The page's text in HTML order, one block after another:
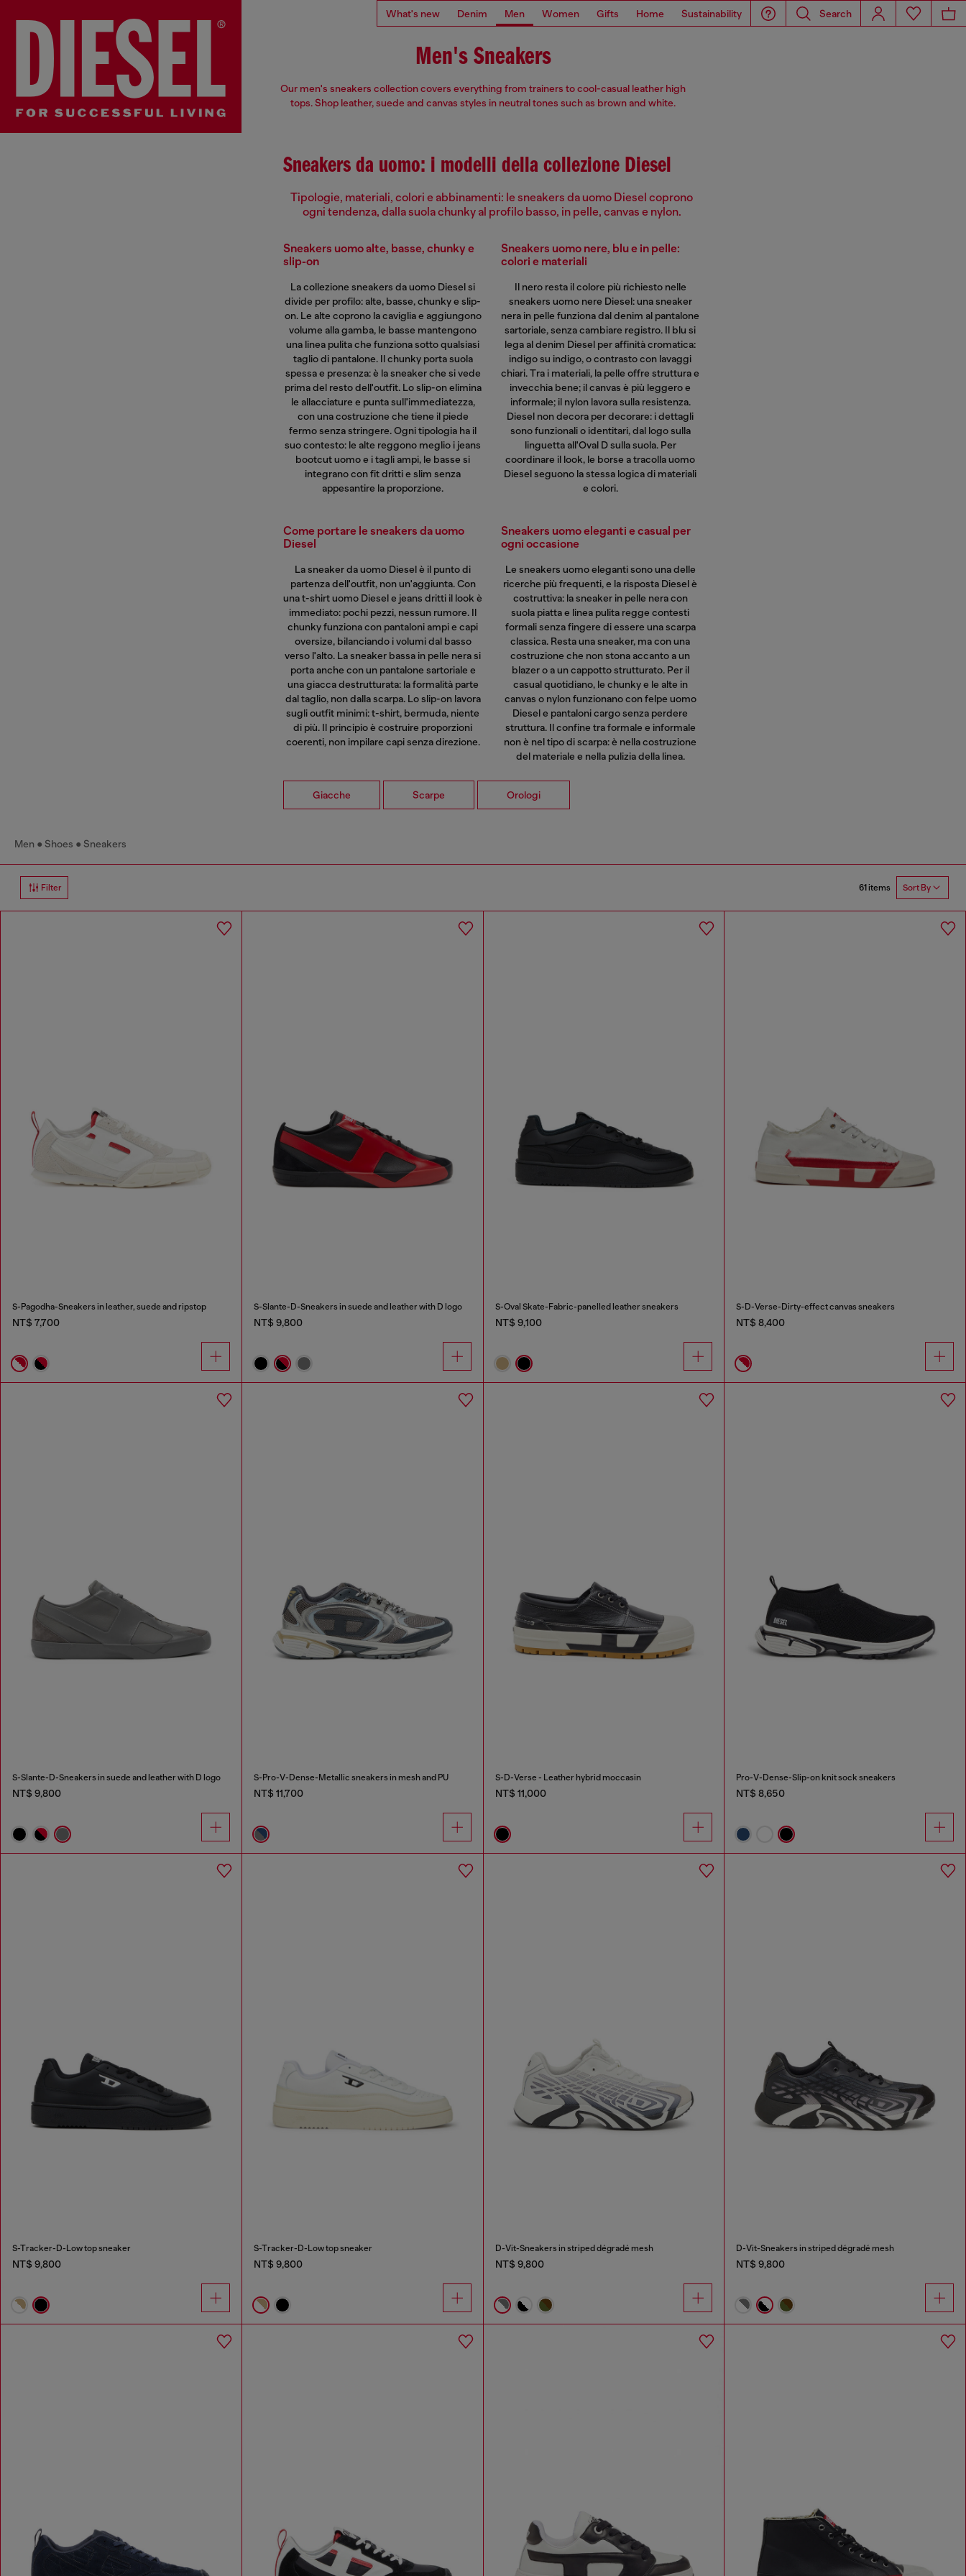
What's new Denim Men Women Gifts Home Sustainability Search
Men's Sneakers
Our men's sneakers collection covers everything from trainers to cool-casual leather high
tops. Shop leather, suede and canvas styles in neutral tones such as brown and white.
Sneakers da uomo: i modelli della collezione Diesel
Tipologie, materiali, colori e abbinamenti: le sneakers da uomo Diesel coprono
ogni tendenza, dalla suola chunky al profilo basso, in pelle, canvas e nylon.
Sneakers uomo alte, basse, chunky e
slip-on
La collezione sneakers da uomo Diesel si
divide per profilo: alte, basse, chunky e slip-
on. Le alte coprono la caviglia e aggiungono
volume alla gamba, le basse mantengono
una linea pulita che funziona sotto qualsiasi
taglio di pantalone. Il chunky porta suola
spessa e presenza: è la sneaker che si vede
prima del resto dell'outfit. Lo slip-on elimina
le allacciature e punta sull'immediatezza,
con una costruzione che tiene il piede
fermo senza stringere. Ogni tipologia ha il
suo contesto: le alte reggono meglio i jeans
bootcut uomoe i tagli ampi, le basse si
integrano con fit dritti e slim senza
appesantire la proporzione.
Sneakers uomo nere, blu e in pelle:
colori e materiali
Il nero resta il colore più richiesto nelle
sneakers uomo nere Diesel: una sneaker
nera in pelle funziona dal denim al pantalone
sartoriale, senza cambiare registro. Il blu si
lega al denim Diesel per affinità cromatica:
indigo su indigo, o contrasto con lavaggi
chiari. Tra i materiali, la pelle offre struttura e
invecchia bene; il canvas è più leggero e
informale; il nylon lavora sulla resistenza.
Diesel non decora per decorare: i dettagli
sono funzionali o identitari, dal logo sulla
linguetta all'Oval D sulla suola. Per
coordinare il look, le borse a tracolla uomo
Diesel seguono la stessa logica di materiali
e colori.
Come portare le sneakers da uomo
Diesel
La sneaker da uomo Diesel è il punto di
partenza dell'outfit, non un'aggiunta. Con
unat-shirt uomo Diesel e jeans dritti il look è
immediato: pochi pezzi, nessun rumore. Il
chunky funziona con pantaloni ampi e capi
oversize, bilanciando i volumi dal basso
verso l'alto. La sneaker bassa in pelle nera si
porta anche con un pantalone sartoriale e
una giacca destrutturata: la formalità parte
dal taglio, non dalla scarpa. Lo slip-on lavora
sugli outfit minimi: t-shirt, bermuda, niente
di più. Il principio è costruire proporzioni
coerenti, non impilare capi senza direzione.
Sneakers uomo eleganti e casual per
ogni occasione
Le sneakers uomo eleganti sono una delle
ricerche più frequenti, e la risposta Diesel è
costruttiva: la sneaker in pelle nera con
suola piatta e linea pulita regge contesti
formali senza fingere di essere una scarpa
classica. Resta una sneaker, ma con una
costruzione che non stona accanto a un
blazer o a un cappotto strutturato. Per il
casual quotidiano, le chunky e le alte in
canvas o nylon funzionano confelpe uomo
Diesel e pantaloni cargo senza perdere
struttura. Il confine tra formale e informale
non è nel tipo di scarpa: è nella costruzione
del materiale e nella pulizia della linea.
Giacche Scarpe Orologi
Men Shoes Sneakers
Filter 61 items Sort By
S-Pagodha-Sneakers in leather, suede and ripstop
NT$ 7,700
S-Slante-D-Sneakers in suede and leather with D logo
NT$ 9,800
S-Oval Skate-Fabric-panelled leather sneakers
NT$ 9,100
S-D-Verse-Dirty-effect canvas sneakers
NT$ 8,400
S-Slante-D-Sneakers in suede and leather with D logo
NT$ 9,800
S-Pro-V-Dense-Metallic sneakers in mesh and PU
NT$ 11,700
S-D-Verse - Leather hybrid moccasin
NT$ 11,000
Pro-V-Dense-Slip-on knit sock sneakers
NT$ 8,650
S-Tracker-D-Low top sneaker
NT$ 9,800
S-Tracker-D-Low top sneaker
NT$ 9,800
D-Vit-Sneakers in striped dégradé mesh
NT$ 9,800
D-Vit-Sneakers in striped dégradé mesh
NT$ 9,800